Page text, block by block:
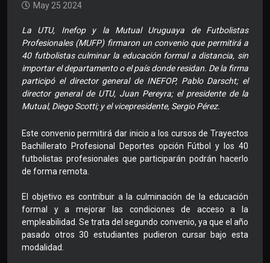
May 25 2024
La UTU, Inefop y la Mutual Uruguaya de Futbolistas
Profesionales (MUFP) firmaron un convenio que permitirá a
40 futbolistas culminar la educación formal a distancia, sin
importar el departamento o el país donde residan. De la firma
participó el director general de INEFOP, Pablo Darscht; el
director general de UTU, Juan Pereyra; el presidente de la
Mutual, Diego Scotti; y el vicepresidente, Sergio Pérez.
Este convenio permitirá dar inicio a los cursos de Trayectos
Bachillerato Profesional Deportes opción Fútbol y los 40
futbolistas profesionales que participarán podrán hacerlo
de forma remota.
El objetivo es contribuir a la culminación de la educación
formal y a mejorar las condiciones de acceso a la
empleabilidad. Se trata del segundo convenio, ya que el año
pasado otros 30 estudiantes pudieron cursar bajo esta
modalidad.